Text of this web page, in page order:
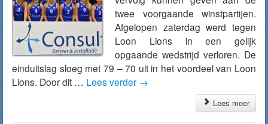
twee voorgaande winstpartijen.
Afgelopen zaterdag werd tegen
Loon Lions in een gelijk
opgaande wedstrijd verloren. De
einduitslag sloeg met 79 – 70 uit in het voordeel van Loon
Lions. Door dit … Lees verder →
Lees meer